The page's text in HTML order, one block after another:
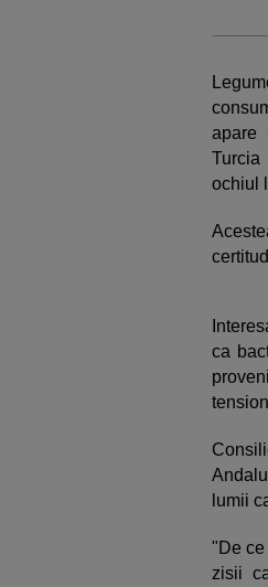
apare
Turcia
ochiul
ca
lumii
"De
zisii